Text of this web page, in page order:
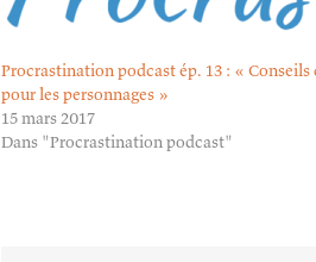
Procrastination podcast ép. 13 : « Conseils
pour les personnages »
15 mars 2017
Dans "Procrastination podcast"